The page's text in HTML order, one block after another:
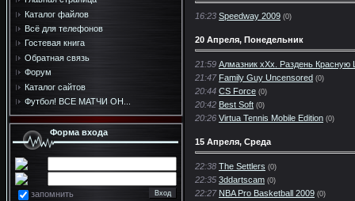
Каталог файлов
Всё для телефонов
Гостевая книга
Обратная связь
Форум
Каталог сайтов
Футбол! ВСЕ МАТЧИ ОН...
Форма входа
запомнить
16:23 Speedway 2009 (0)
20 Апреля, Понедельник
21:59 Алмазник xXx. Раздень Красную
21:47 Family Guy Uncensored (0)
20:44 CS Force (0)
20:42 Best Soft (0)
20:26 Virtua Tennis Mobile Edition (0)
15 Апреля, Среда
22:38 The Settlers (0)
22:35 3ddartscam (0)
22:27 NBA Pro Basketball 2009 (0)